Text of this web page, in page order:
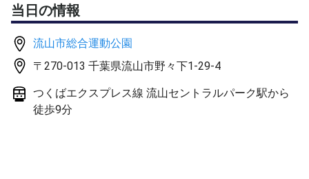
駅から徒歩10分程度
駐車場無料、シャワールーム有り
【参加費】
1,000円
参加人数により変動の可能性あります。
PayPay送金可能です。
当日の情報
流山市総合運動公園
〒270-013 千葉県流山市野々下1-29-4
つくばエクスプレス線 流山セントラルパーク駅から
徒歩9分